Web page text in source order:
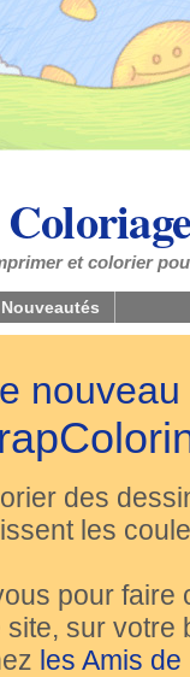
et colorier
Nouveautés
des
les
pour
sur
les Amis